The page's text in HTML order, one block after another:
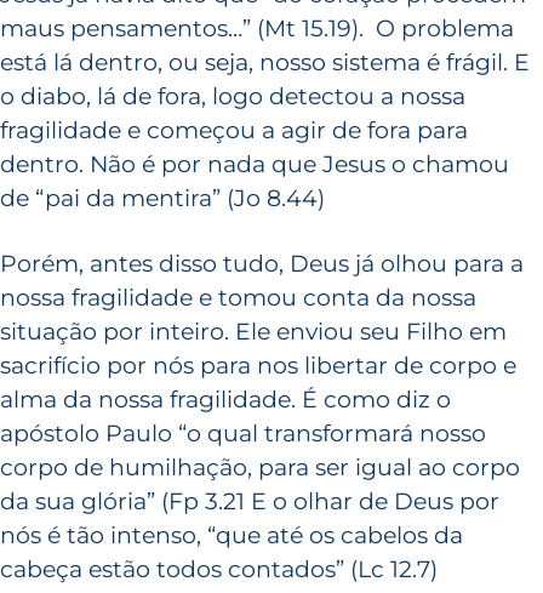
maus pensamentos…” (Mt 15.19). O problema
está lá dentro, ou seja, nosso sistema é frágil. E
o diabo, lá de fora, logo detectou a nossa
fragilidade e começou a agir de fora para
dentro. Não é por nada que Jesus o chamou
de “pai da mentira” (Jo 8.44)
Porém, antes disso tudo, Deus já olhou para a
nossa fragilidade e tomou conta da nossa
situação por inteiro. Ele enviou seu Filho em
sacrifício por nós para nos libertar de corpo e
alma da nossa fragilidade. É como diz o
apóstolo Paulo “o qual transformará nosso
corpo de humilhação, para ser igual ao corpo
da sua glória” (Fp 3.21 E o olhar de Deus por
nós é tão intenso, “que até os cabelos da
cabeça estão todos contados” (Lc 12.7)